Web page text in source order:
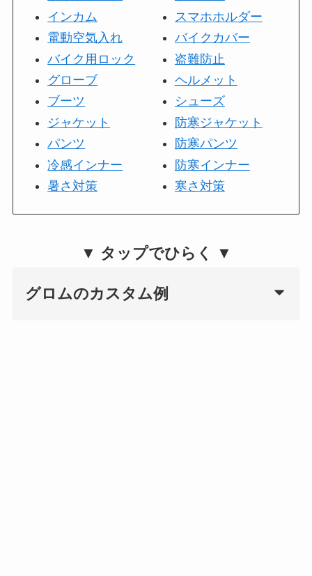
インカム
電動空気入れ
バイク用ロック
グローブ
ブーツ
ジャケット
パンツ
冷感インナー
暑さ対策
スマホホルダー
バイクカバー
盗難防止
ヘルメット
シューズ
防寒ジャケット
防寒パンツ
防寒インナー
寒さ対策
▼ タップでひらく ▼
グロムのカスタム例